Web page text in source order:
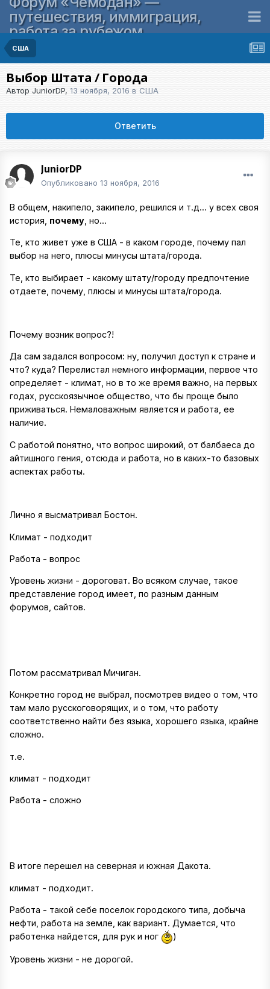
путешествия, иммиграция,
работа за рубежом
США
Выбор Штата / Города
Автор JuniorDP, 13 ноября, 2016 в США
Ответить
JuniorDP
Опубликовано 13 ноября, 2016
В общем, накипело, закипело, решился и т.д... у всех своя
история, почему , но...
Те, кто живет уже в США - в каком городе, почему пал
выбор на него, плюсы минусы штата/города.
Те, кто выбирает - какому штату/городу предпочтение
отдаете, почему, плюсы и минусы штата/города.
Почему возник вопрос?!
Да сам задался вопросом: ну, получил доступ к стране и
что? куда? Перелистал немного информации, первое что
определяет - климат, но в то же время важно, на первых
годах, русскоязычное общество, что бы проще было
приживаться. Немаловажным является и работа, ее
наличие.
С работой понятно, что вопрос широкий, от балбаеса до
айтишного гения, отсюда и работа, но в каких-то базовых
аспектах работы.
Лично я высматривал Бостон.
Климат - подходит
Работа - вопрос
Уровень жизни - дороговат. Во всяком случае, такое
представление город имеет, по разным данным
форумов, сайтов.
Потом рассматривал Мичиган.
Конкретно город не выбрал, посмотрев видео о том, что
там мало русскоговорящих, и о том, что работу
соответственно найти без языка, хорошего языка, крайне
сложно.
т.е.
климат - подходит
Работа - сложно
В итоге перешел на северная и южная Дакота.
климат - подходит.
Работа - такой себе поселок городского типа, добыча
нефти, работа на земле, как вариант. Думается, что
работенка найдется, для рук и ног
)
Уровень жизни - не дорогой.